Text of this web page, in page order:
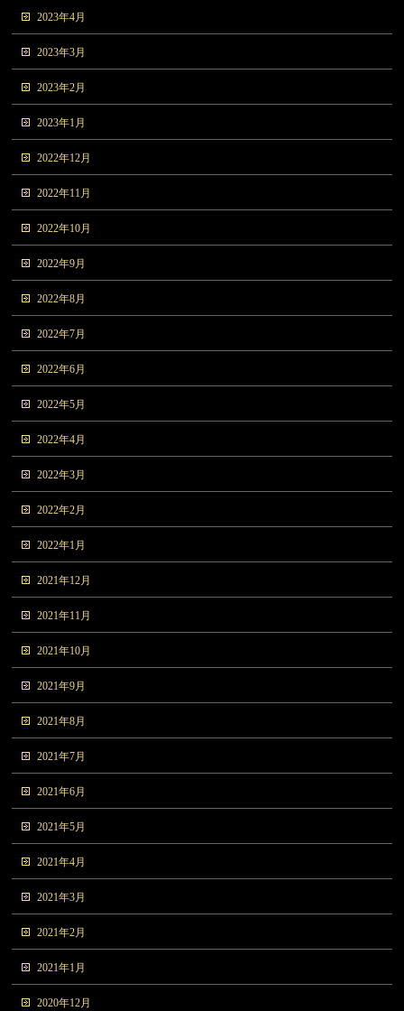
2023年4月
2023年3月
2023年2月
2023年1月
2022年12月
2022年11月
2022年10月
2022年9月
2022年8月
2022年7月
2022年6月
2022年5月
2022年4月
2022年3月
2022年2月
2022年1月
2021年12月
2021年11月
2021年10月
2021年9月
2021年8月
2021年7月
2021年6月
2021年5月
2021年4月
2021年3月
2021年2月
2021年1月
2020年12月